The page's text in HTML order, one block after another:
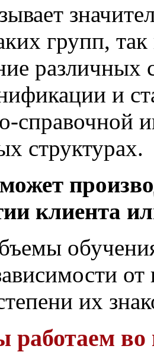
групп,
различных
и
справочной
структурах.
клиента
их
во